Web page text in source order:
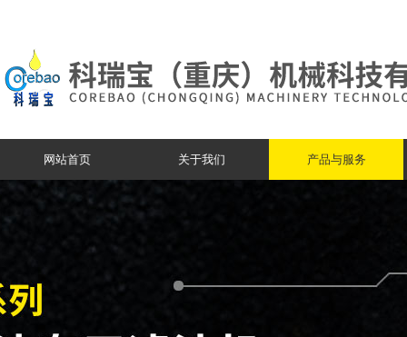
网站首页 关于我们 产品与服务